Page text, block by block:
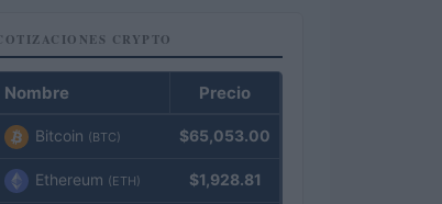
CRYPTO
Nombre Precio
Bitcoin (BTC) $65,053.00
Ethereum (ETH) $1,928.81